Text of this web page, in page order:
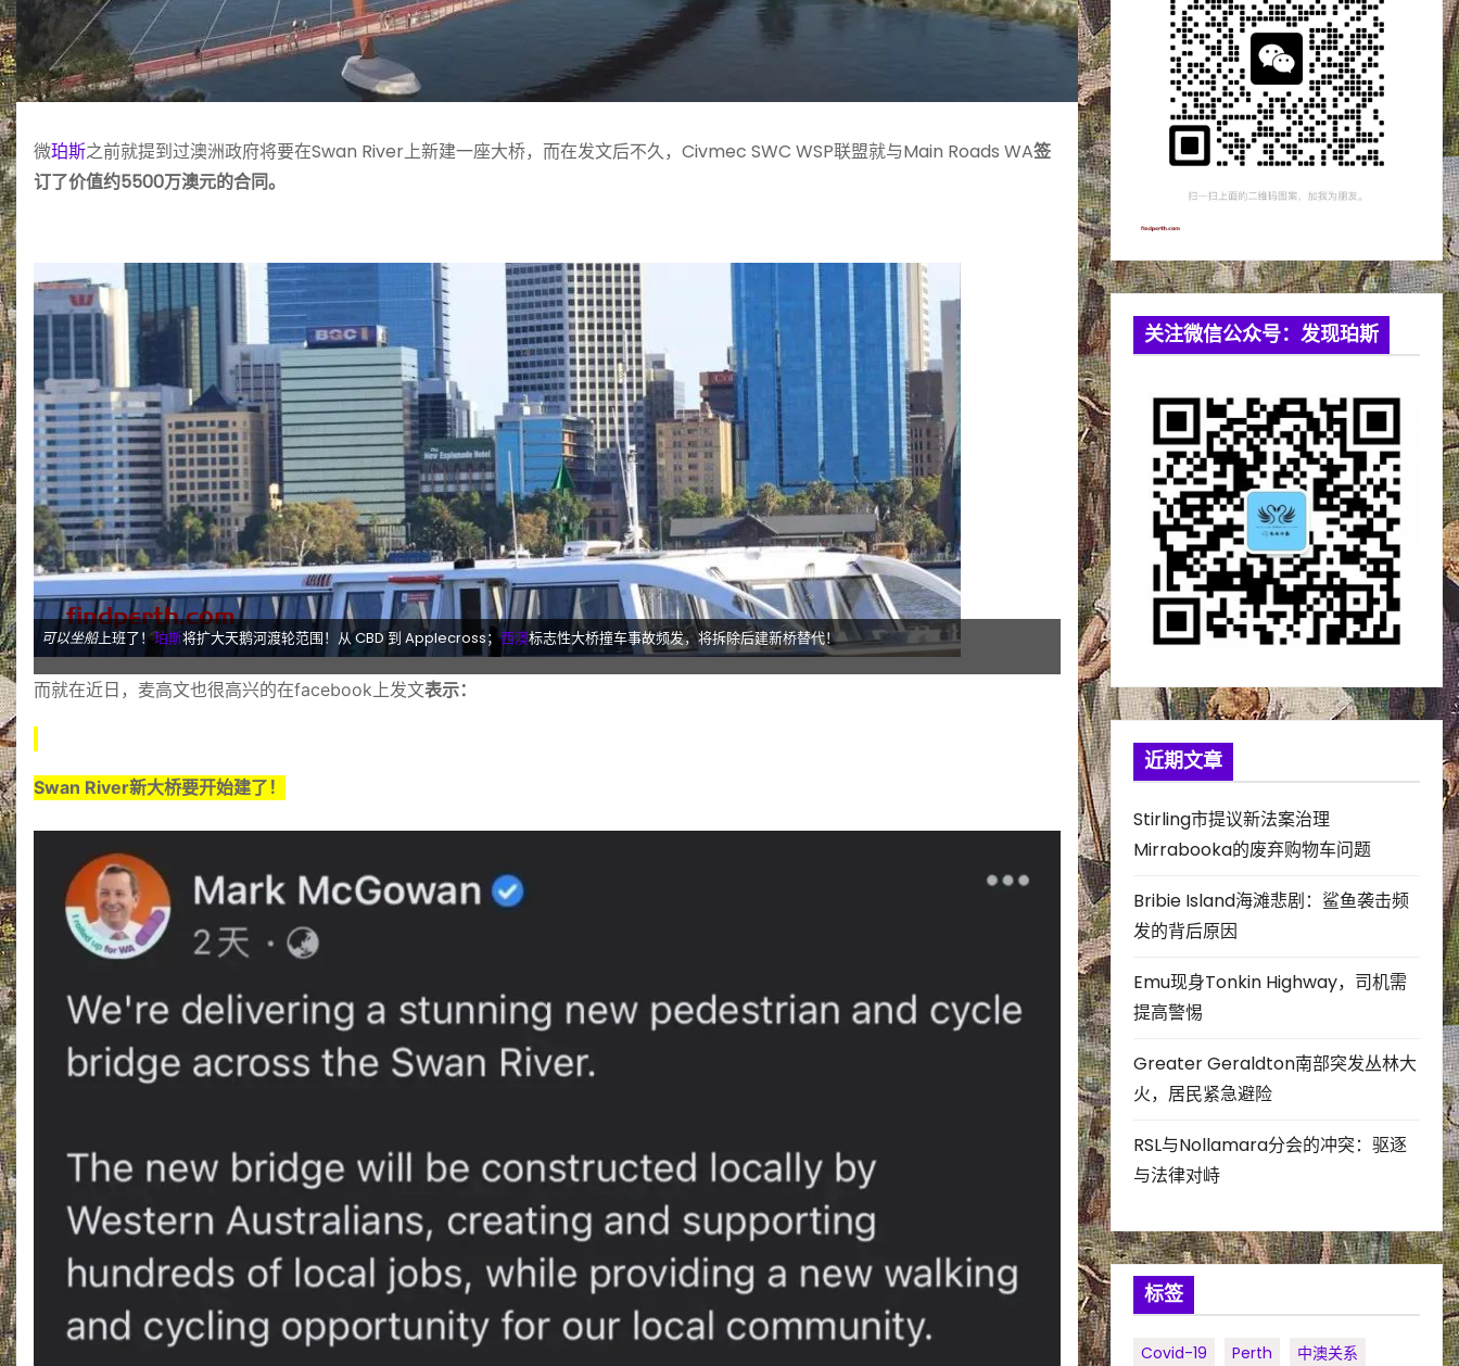
微珀斯之前就提到过澳洲政府将要在Swan River上新建一座大桥，而在发文后不久，Civmec SWC WSP联盟就与Main Roads WA签
订了价值约5500万澳元的合同。
可以坐船上班了！珀斯将扩大天鹅河渡轮范围！从 CBD 到 Applecross；西澳标志性大桥撞车事故频发，将拆除后建新桥替代！
而就在近日， 麦高文也很高兴的在facebook上发文表示：
Swan River新大桥要开始建了！
关注微信公众号：发现珀斯
近期文章
Stirling市提议新法案治理
Mirrabooka的废弃购物车问题
Bribie Island海滩悲剧：鲨鱼袭击频
发的背后原因
Emu现身Tonkin Highway，司机需
提高警惕
Greater Geraldton南部突发丛林大
火，居民紧急避险
RSL与Nollamara分会的冲突：驱逐
与法律对峙
标签
Covid-19 Perth
中澳关系